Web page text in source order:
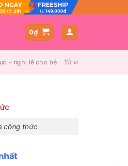
0₫
– nghi lễ cho bé Tử vi
công thức